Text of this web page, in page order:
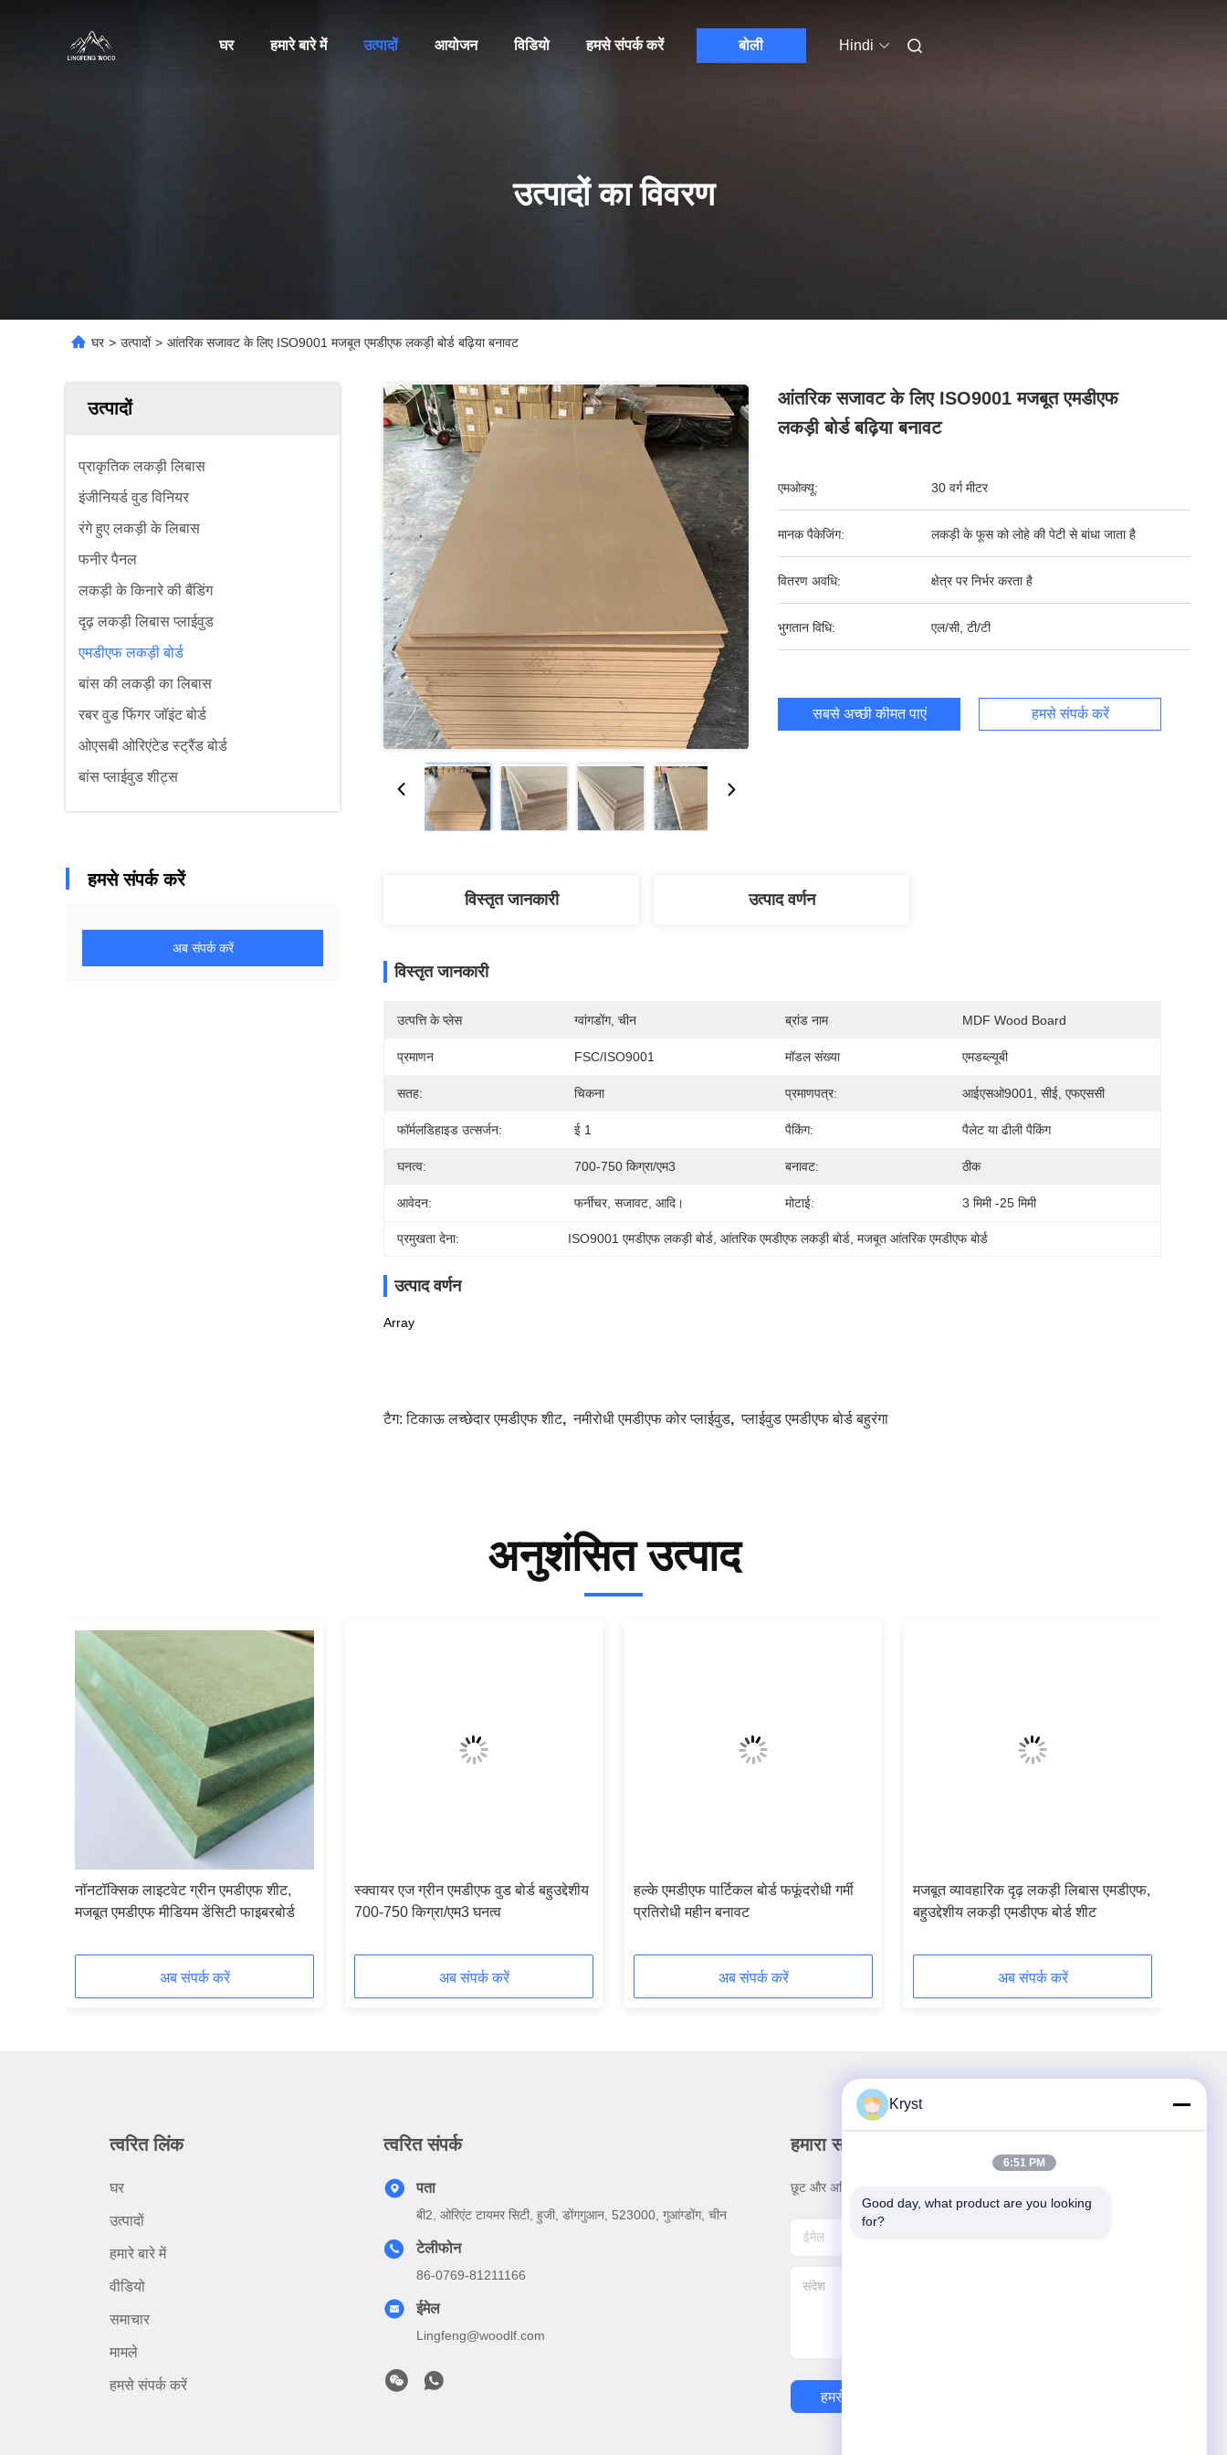
घर हमारे बारे में उत्पादों आयोजन विडियो हमसे संपर्क करें बोली Hindi
उत्पादों का विवरण
घर > उत्पादों > आंतरिक सजावट के लिए ISO9001 मजबूत एमडीएफ लकड़ी बोर्ड बढ़िया बनावट
उत्पादों
प्राकृतिक लकड़ी लिबास
इंजीनियर्ड वुड विनियर
रंगे हुए लकड़ी के लिबास
फनीर पैनल
लकड़ी के किनारे की बैंडिंग
दृढ़ लकड़ी लिबास प्लाईवुड
एमडीएफ लकड़ी बोर्ड
बांस की लकड़ी का लिबास
रबर वुड फिंगर जॉइंट बोर्ड
ओएसबी ओरिएंटेड स्ट्रैंड बोर्ड
बांस प्लाईवुड शीट्स
हमसे संपर्क करें
अब संपर्क करें
आंतरिक सजावट के लिए ISO9001 मजबूत एमडीएफ
लकड़ी बोर्ड बढ़िया बनावट
एमओक्यू: 30 वर्ग मीटर
मानक पैकेजिंग: लकड़ी के फूस को लोहे की पेटी से बांधा जाता है
वितरण अवधि: क्षेत्र पर निर्भर करता है
भुगतान विधि: एल/सी, टी/टी
सबसे अच्छी कीमत पाएं हमसे संपर्क करें
विस्तृत जानकारी उत्पाद वर्णन
विस्तृत जानकारी
उत्पत्ति के प्लेस ग्वांगडोंग, चीन ब्रांड नाम MDF Wood Board
प्रमाणन FSC/ISO9001 मॉडल संख्या एमडब्ल्यूबी
सतह: चिकना प्रमाणपत्र: आईएसओ9001, सीई, एफएससी
फॉर्मलडिहाइड उत्सर्जन: ई 1 पैकिंग: पैलेट या ढीली पैकिंग
घनत्व: 700-750 किग्रा/एम3 बनावट: ठीक
आवेदन: फर्नीचर, सजावट, आदि। मोटाई: 3 मिमी -25 मिमी
प्रमुखता देना: ISO9001 एमडीएफ लकड़ी बोर्ड , आंतरिक एमडीएफ लकड़ी बोर्ड , मजबूत आंतरिक एमडीएफ बोर्ड
उत्पाद वर्णन
Array
टैग:टिकाऊ लच्छेदार एमडीएफ शीट,नमीरोधी एमडीएफ कोर प्लाईवुड,प्लाईवुड एमडीएफ बोर्ड बहुरंगा
अनुशंसित उत्पाद
नॉनटॉक्सिक लाइटवेट ग्रीन एमडीएफ शीट,
मजबूत एमडीएफ मीडियम डेंसिटी फाइबरबोर्ड
अब संपर्क करें
स्क्वायर एज ग्रीन एमडीएफ वुड बोर्ड बहुउद्देशीय
700-750 किग्रा/एम3 घनत्व
अब संपर्क करें
हल्के एमडीएफ पार्टिकल बोर्ड फफूंदरोधी गर्मी
प्रतिरोधी महीन बनावट
अब संपर्क करें
मजबूत व्यावहारिक दृढ़ लकड़ी लिबास एमडीएफ,
बहुउद्देशीय लकड़ी एमडीएफ बोर्ड शीट
अब संपर्क करें
त्वरित लिंक
घर
उत्पादों
हमारे बारे में
वीडियो
समाचार
मामले
हमसे संपर्क करें
त्वरित संपर्क
पता
बी2, ओरिएंट टायमर सिटी, हुजी, डोंगगुआन, 523000, गुआंग्डोंग, चीन
टेलीफोन
86-0769-81211166
ईमेल
Lingfeng@woodlf.com
हमारा समाचार पत्र
छूट और अधिक के लिए हमारे न्यूज़लेटर की सदस्यता लें।
हमसे संपर्क करें
Kryst
6:51 PM
Good day, what product are you looking
for?